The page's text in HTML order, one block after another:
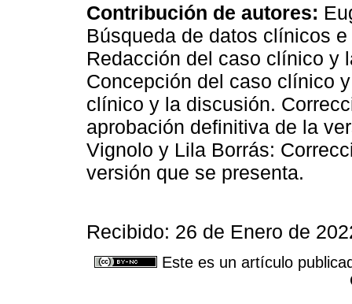
Contribución de autores:
Búsqueda de datos clínicos
Redacción del caso clínico y
Concepción del caso clínico
clínico y la discusión.
aprobación definitiva de la
Vignolo y Lila Borrás:
versión que se presenta.
Recibido: 26 de Enero de
Este es un artículo